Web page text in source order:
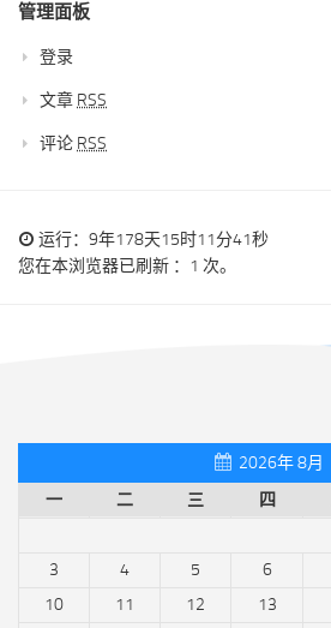
管理面板
登录
文章 RSS
评论 RSS
运行：9年178天15时11分42秒
您在本浏览器已刷新 ：1 次。
2026年 8月
一
二 三 四
3
4 5 6
10
11 12 13